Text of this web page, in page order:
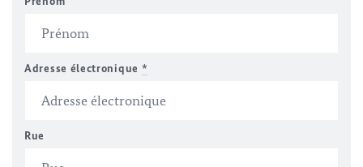
Adresse électronique *
Rue